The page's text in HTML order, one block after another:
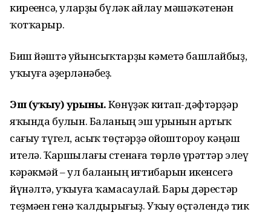
киреһенсә, уларҙы бүләк һайлау мәшәҡәтенән
ҡотҡарыр.
Биш йәштә уйынсыҡтарҙы кәметә башлайбыҙ,
уҡыуға әҙерләнәбеҙ.
Эш (уҡыу) урыны.Көнүҙәк китап-дәфтәрҙәр
яҡында булһын. Баланың эш урынын артыҡ
сағыу түгел, асыҡ төҫтәрҙә ойоштороу кәңәш
ителә. Ҡаршылағы стенаға төрлө һүрәттәр элеү
кәрәкмәй – ул баланың иғтибарын икенсегә
йүнәлтә, уҡыуға ҡамасаулай. Бары дәрестәр
теҙмәһен генә ҡалдырығыҙ. Уҡыу өҫтәлендә тик